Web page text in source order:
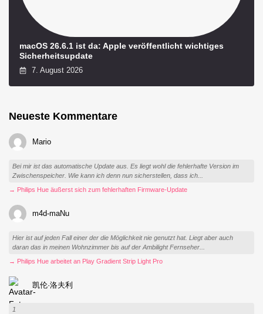
macOS 26.6.1 ist da: Apple veröffentlicht wichtiges
Sicherheitsupdate
7. August 2026
Neueste Kommentare
Mario
Bei mir ist das automatische Update aus. Es liegt wohl die fehlerhafte Version im
Zwischenspeicher. Wie kann ich denn nun sicherstellen, dass ich...
→ Philips Hue äußerst sich zum fehlerhaften Firmware-Update
m4d-maNu
Hier ist auf jeden Fall einer der die Möglichkeit nie genutzt hat. Liegt aber auch
daran das in meinen Wohnzimmer bis auf der Ambilight Fernseher...
→ Philips Hue arbeitet an Play Gradient Strip Light Pro
凯伦·洛夫利
1